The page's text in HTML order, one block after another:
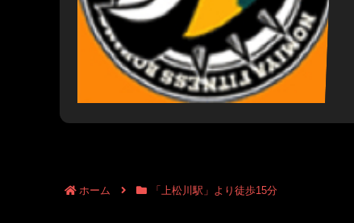
ホーム 「上松川駅」より徒歩15分